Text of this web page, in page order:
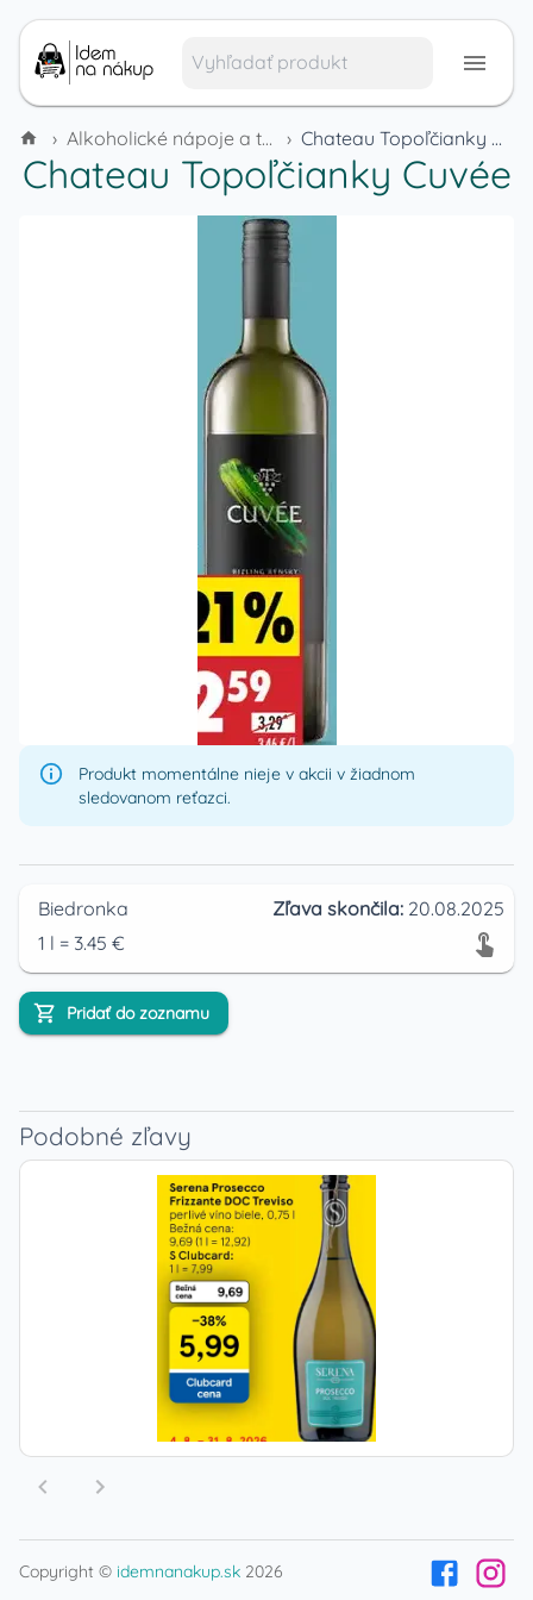
› Alkoholické nápoje a tabak › Chateau Topoľčianky Cuvée
Chateau Topoľčianky Cuvée
Produkt momentálne nieje v akcii v žiadnom
sledovanom reťazci.
Biedronka Zľava skončila: 20.08.2025
1 l = 3.45 €
Pridať do zoznamu
Podobné zľavy
Copyright © idemnanakup.sk 2026